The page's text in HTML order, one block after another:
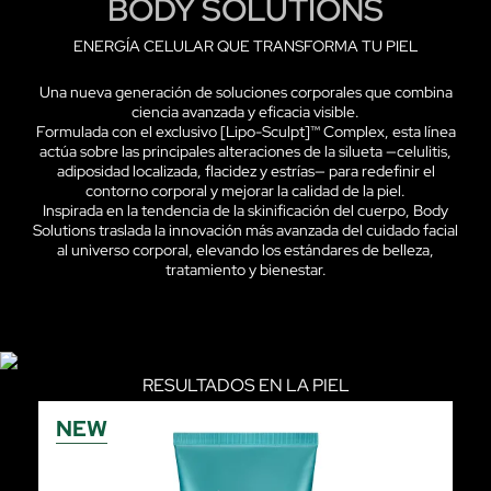
BODY SOLUTIONS
ENERGÍA CELULAR QUE TRANSFORMA TU PIEL
Una nueva generación de soluciones corporales que combina
ciencia avanzada y eficacia visible.
Formulada con el exclusivo [Lipo-Sculpt]™ Complex, esta línea
actúa sobre las principales alteraciones de la silueta —celulitis,
adiposidad localizada, flacidez y estrías— para redefinir el
contorno corporal y mejorar la calidad de la piel.
Inspirada en la tendencia de la skinificación del cuerpo, Body
Solutions traslada la innovación más avanzada del cuidado facial
al universo corporal, elevando los estándares de belleza,
tratamiento y bienestar.
RESULTADOS EN LA PIEL
· Silueta visiblemente más definida y refinada.
· Piel más firme, elástica y tonificada.
NEW